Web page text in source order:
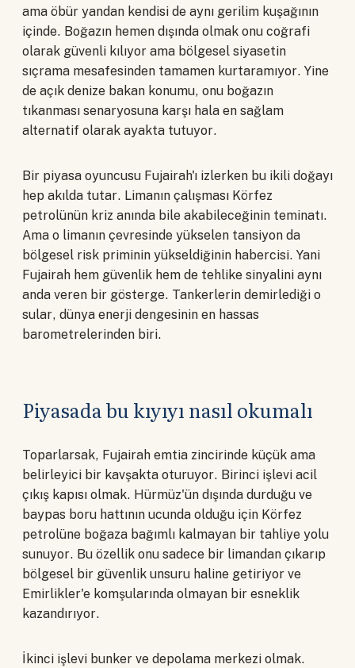
ama öbür yandan kendisi de aynı gerilim kuşağının
içinde. Boğazın hemen dışında olmak onu coğrafi
olarak güvenli kılıyor ama bölgesel siyasetin
sıçrama mesafesinden tamamen kurtaramıyor. Yine
de açık denize bakan konumu, onu boğazın
tıkanması senaryosuna karşı hala en sağlam
alternatif olarak ayakta tutuyor.
Bir piyasa oyuncusu Fujairah'ı izlerken bu ikili doğayı
hep akılda tutar. Limanın çalışması Körfez
petrolünün kriz anında bile akabileceğinin teminatı.
Ama o limanın çevresinde yükselen tansiyon da
bölgesel risk priminin yükseldiğinin habercisi. Yani
Fujairah hem güvenlik hem de tehlike sinyalini aynı
anda veren bir gösterge. Tankerlerin demirlediği o
sular, dünya enerji dengesinin en hassas
barometrelerinden biri.
Piyasada bu kıyıyı nasıl okumalı
Toparlarsak, Fujairah emtia zincirinde küçük ama
belirleyici bir kavşakta oturuyor. Birinci işlevi acil
çıkış kapısı olmak. Hürmüz'ün dışında durduğu ve
baypas boru hattının ucunda olduğu için Körfez
petrolüne boğaza bağımlı kalmayan bir tahliye yolu
sunuyor. Bu özellik onu sadece bir limandan çıkarıp
bölgesel bir güvenlik unsuru haline getiriyor ve
Emirlikler'e komşularında olmayan bir esneklik
kazandırıyor.
İkinci işlevi bunker ve depolama merkezi olmak.